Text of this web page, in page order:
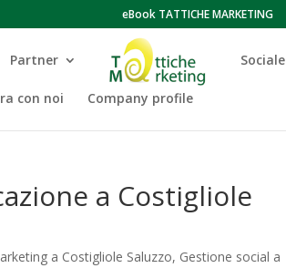
eBook TATTICHE MARKETING
Partner Sociale
con noi Company profile
a Costigliole
a Costigliole Saluzzo, Gestione social a